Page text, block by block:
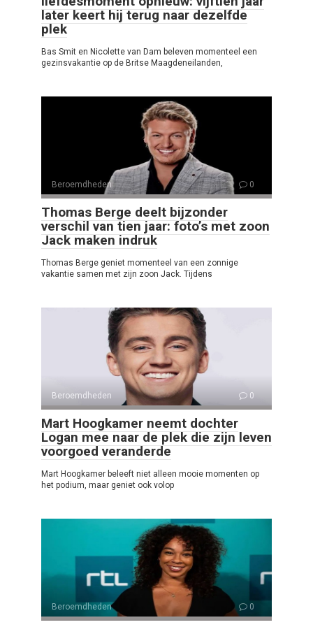
later keert hij terug naar dezelfde
plek
Bas Smit en Nicolette van Dam beleven momenteel een
gezinsvakantie op de Britse Maagdeneilanden,
Beroemdheden 0
Thomas Berge deelt bijzonder
verschil van tien jaar: foto’s met zoon
Jack maken indruk
Thomas Berge geniet momenteel van een zonnige
vakantie samen met zijn zoon Jack. Tijdens
Beroemdheden 0
Mart Hoogkamer neemt dochter
Logan mee naar de plek die zijn leven
voorgoed veranderde
Mart Hoogkamer beleeft niet alleen mooie momenten op
het podium, maar geniet ook volop
Beroemdheden 0